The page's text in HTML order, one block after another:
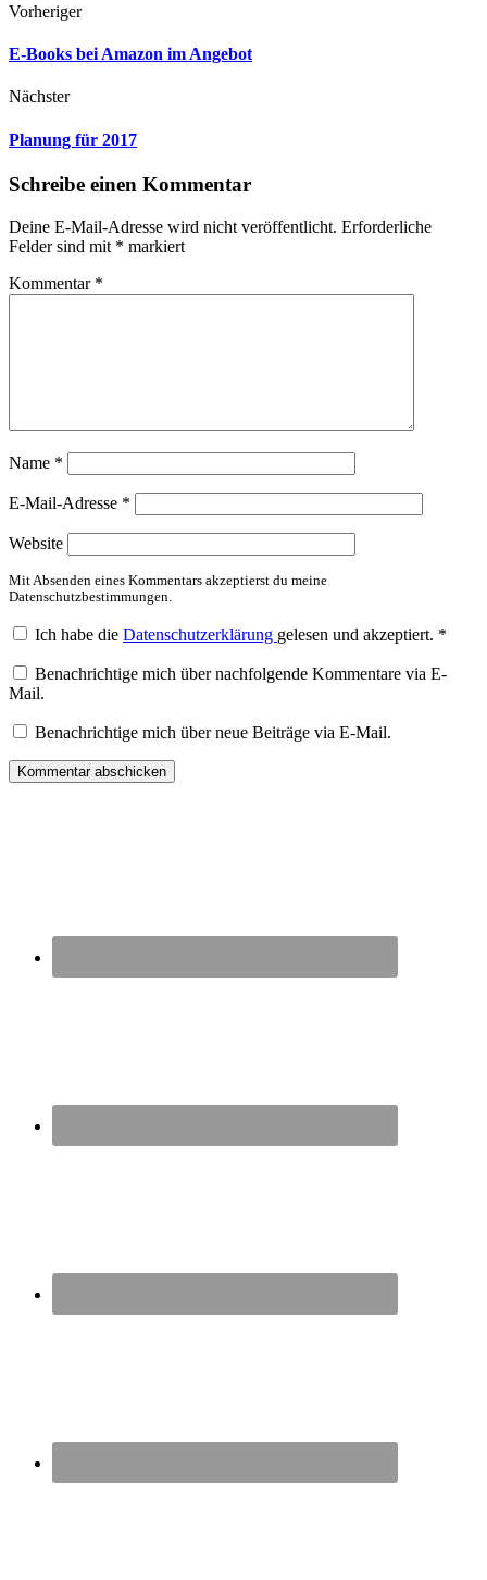
Vorheriger
E-Books bei Amazon im Angebot
Nächster
Planung für 2017
Schreibe einen Kommentar
Deine E-Mail-Adresse wird nicht veröffentlicht. Erforderliche
Felder sind mit * markiert
Kommentar *
Name *
E-Mail-Adresse *
Website
Mit Absenden eines Kommentars akzeptierst du meine
Datenschutzbestimmungen.
Ich habe die Datenschutzerklärung gelesen und akzeptiert. *
Benachrichtige mich über nachfolgende Kommentare via E-
Mail.
Benachrichtige mich über neue Beiträge via E-Mail.